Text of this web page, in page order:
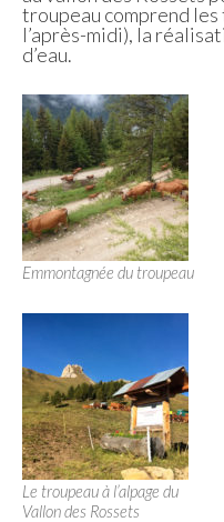
troupeau comprend
l’après-midi), la
d’eau.
Emmontagnée du troupeau
Le troupeau à l’alpage du
Vallon des Rossets